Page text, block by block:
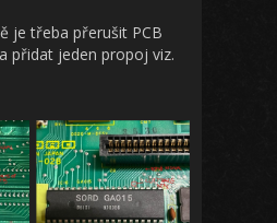
je třeba přerušit PCB
přidat jeden propoj viz.